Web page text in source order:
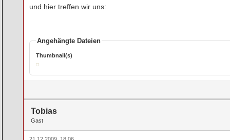
und hier treffen wir uns:
Angehängte Dateien
Thumbnail(s)
Tobias
Gast